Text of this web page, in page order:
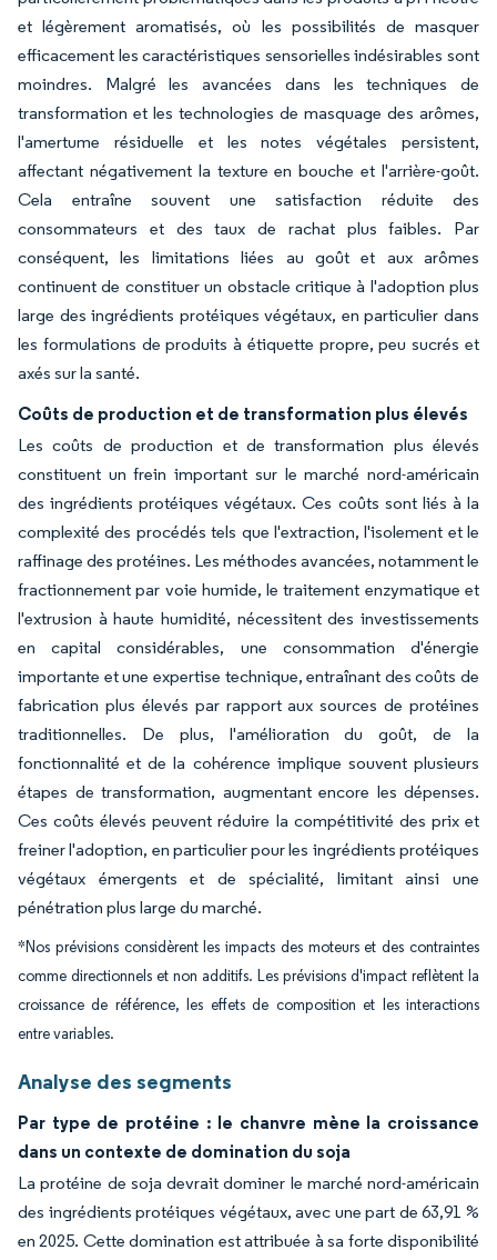
et légèrement aromatisés, où les possibilités de masquer
efficacement les caractéristiques sensorielles indésirables sont
moindres. Malgré les avancées dans les techniques de
transformation et les technologies de masquage des arômes,
l'amertume résiduelle et les notes végétales persistent,
affectant négativement la texture en bouche et l'arrière-goût.
Cela entraîne souvent une satisfaction réduite des
consommateurs et des taux de rachat plus faibles. Par
conséquent, les limitations liées au goût et aux arômes
continuent de constituer un obstacle critique à l'adoption plus
large des ingrédients protéiques végétaux, en particulier dans
les formulations de produits à étiquette propre, peu sucrés et
axés sur la santé.
Coûts de production et de transformation plus élevés
Les coûts de production et de transformation plus élevés
constituent un frein important sur le marché nord-américain
des ingrédients protéiques végétaux. Ces coûts sont liés à la
complexité des procédés tels que l'extraction, l'isolement et le
raffinage des protéines. Les méthodes avancées, notamment le
fractionnement par voie humide, le traitement enzymatique et
l'extrusion à haute humidité, nécessitent des investissements
en capital considérables, une consommation d'énergie
importante et une expertise technique, entraînant des coûts de
fabrication plus élevés par rapport aux sources de protéines
traditionnelles. De plus, l'amélioration du goût, de la
fonctionnalité et de la cohérence implique souvent plusieurs
étapes de transformation, augmentant encore les dépenses.
Ces coûts élevés peuvent réduire la compétitivité des prix et
freiner l'adoption, en particulier pour les ingrédients protéiques
végétaux émergents et de spécialité, limitant ainsi une
pénétration plus large du marché.
*Nos prévisions considèrent les impacts des moteurs et des contraintes
comme directionnels et non additifs. Les prévisions d'impact reflètent la
croissance de référence, les effets de composition et les interactions
entre variables.
Analyse des segments
Par type de protéine : le chanvre mène la croissance
dans un contexte de domination du soja
La protéine de soja devrait dominer le marché nord-américain
des ingrédients protéiques végétaux, avec une part de 63,91 %
en 2025. Cette domination est attribuée à sa forte disponibilité